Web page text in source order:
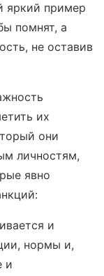
яркий пример
помнят, а
не оставив
их
они
личностям,
явно
и
нормы и,
и